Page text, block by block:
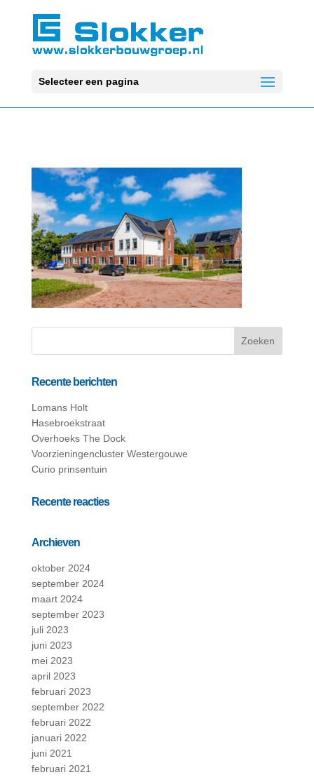
Selecteer een pagina
Recente berichten
Lomans Holt
Hasebroekstraat
Overhoeks The Dock
Voorzieningencluster Westergouwe
Curio prinsentuin
Recente reacties
Archieven
oktober 2024
september 2024
maart 2024
september 2023
juli 2023
juni 2023
mei 2023
april 2023
februari 2023
september 2022
februari 2022
januari 2022
juni 2021
februari 2021